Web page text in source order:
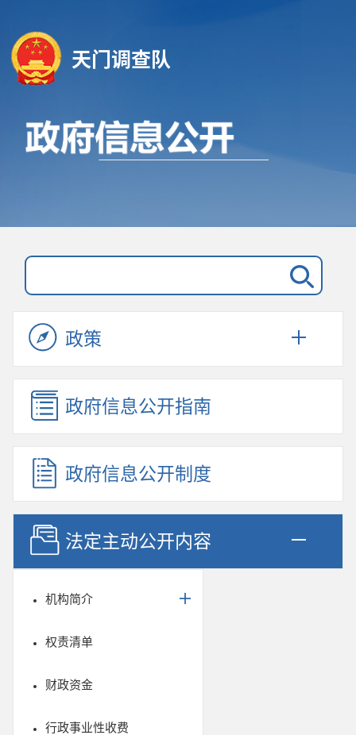
天门调查队
政策
政府信息公开指南
政府信息公开制度
法定主动公开内容
机构简介
权责清单
财政资金
行政事业性收费